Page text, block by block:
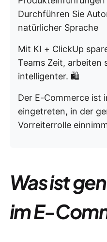
Durchführen Sie
natürlicher Sprache
Mit KI + ClickUp
Teams Zeit, arbeiten
intelligenter. 🛍️
Der E-Commerce ist
eingetreten, in der
Vorreiterrolle
Was ist
im E-